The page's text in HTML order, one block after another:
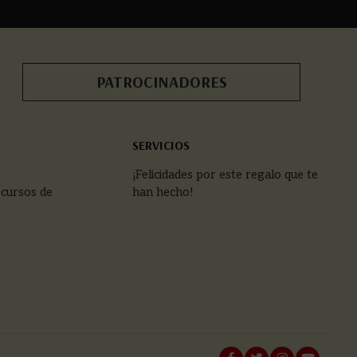
PATROCINADORES
de
SERVICIOS
¡Felicidades por este regalo que te
han hecho!